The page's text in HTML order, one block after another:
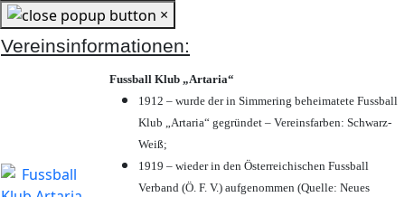
×
Vereinsinformationen:
Fussball Klub „Artaria“
1912 – wurde der in Simmering beheimatete Fussball
Klub „Artaria“ gegründet – Vereinsfarben: Schwarz-
Weiß;
1919 – wieder in den Österreichischen Fussball
Verband (Ö. F. V.) aufgenommen (Quelle: Neues